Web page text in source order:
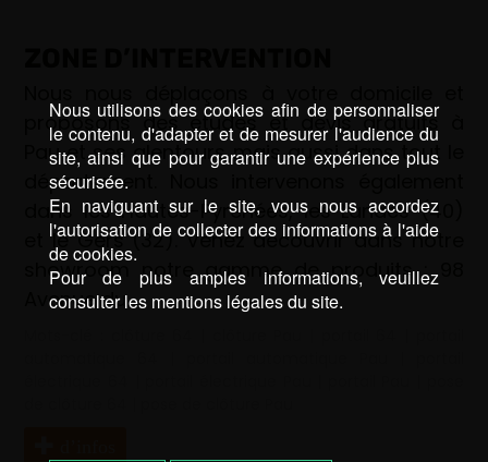
proposons des études et devis gratuits à
Pau et ses alentours mais aussi dans tout le
département. Nous intervenons également
dans les Hautes-Pyrénées, les Landes (40)
et le Gers (32). Venez découvrir dans notre
showroom notre gamme de produits : 98
Avenue du …
Nous utilisons des cookies afin de personnaliser
le contenu, d'adapter et de mesurer l'audience du
site, ainsi que pour garantir une expérience plus
sécurisée.
En naviguant sur le site, vous nous accordez
l'autorisation de collecter des informations à l'aide
de cookies.
Pour de plus amples informations, veuillez
consulter les mentions légales du site.